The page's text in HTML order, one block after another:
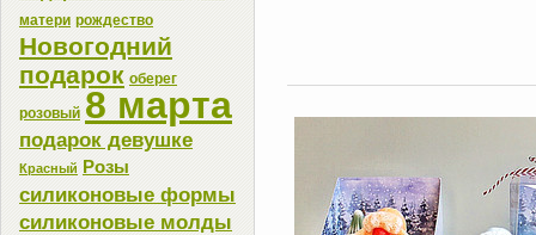
матери рождество
Новогодний
подарок оберег
розовый 8 марта
подарок девушке
Красный Розы
силиконовые формы
силиконовые молды